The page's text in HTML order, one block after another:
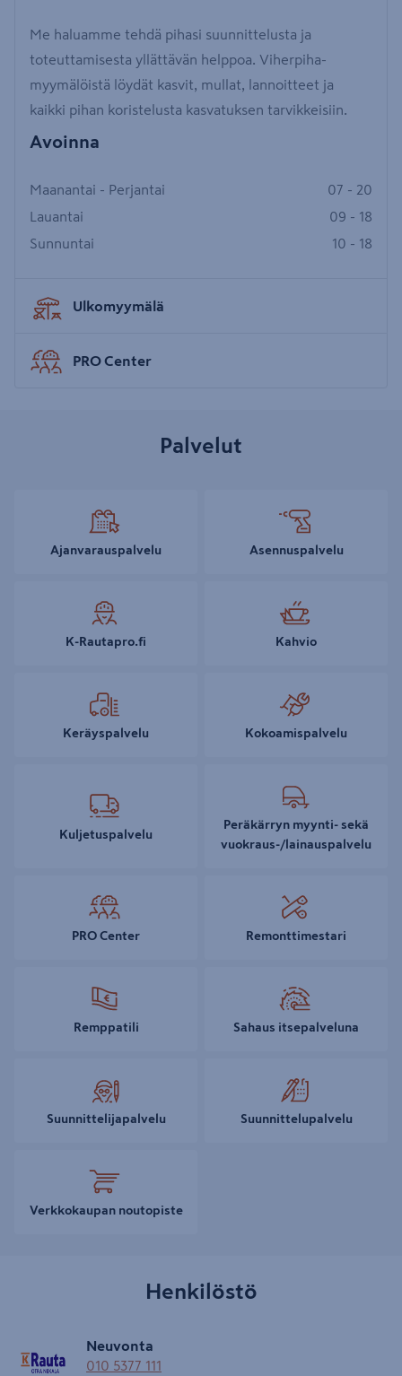
Me haluamme tehdä pihasi suunnittelusta ja
toteuttamisesta yllättävän helppoa. Viherpiha-
myymälöistä löydät kasvit, mullat, lannoitteet ja
kaikki pihan koristelusta kasvatuksen tarvikkeisiin.
Avoinna
Maanantai - Perjantai
07 - 20
Lauantai
09 - 18
Sunnuntai
10 - 18
Ulkomyymälä
PRO Center
Palvelut
Ajanvarauspalvelu Asennuspalvelu
K-Rautapro.fi Kahvio
Keräyspalvelu Kokoamispalvelu
Kuljetuspalvelu
Peräkärryn myynti- sekä
vuokraus-/lainauspalvelu
PRO Center Remonttimestari
Remppatili Sahaus itsepalveluna
Suunnittelijapalvelu Suunnittelupalvelu
Verkkokaupan noutopiste
Henkilöstö
Neuvonta
010 5377 111